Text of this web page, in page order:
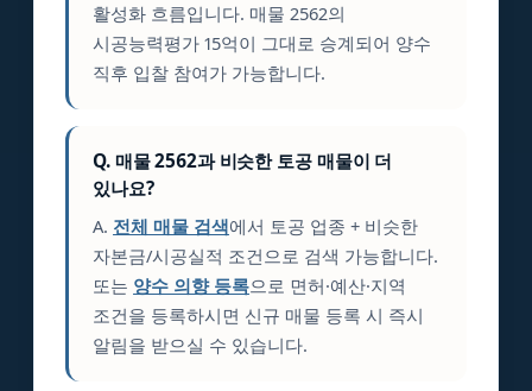
활성화 흐름입니다. 매물 2562의
시공능력평가 15억이 그대로 승계되어 양수
직후 입찰 참여가 가능합니다.
Q. 매물 2562과 비슷한 토공 매물이 더
있나요?
A. 전체 매물 검색에서 토공 업종 + 비슷한
자본금/시공실적 조건으로 검색 가능합니다.
또는 양수 의향 등록으로 면허·예산·지역
조건을 등록하시면 신규 매물 등록 시 즉시
알림을 받으실 수 있습니다.